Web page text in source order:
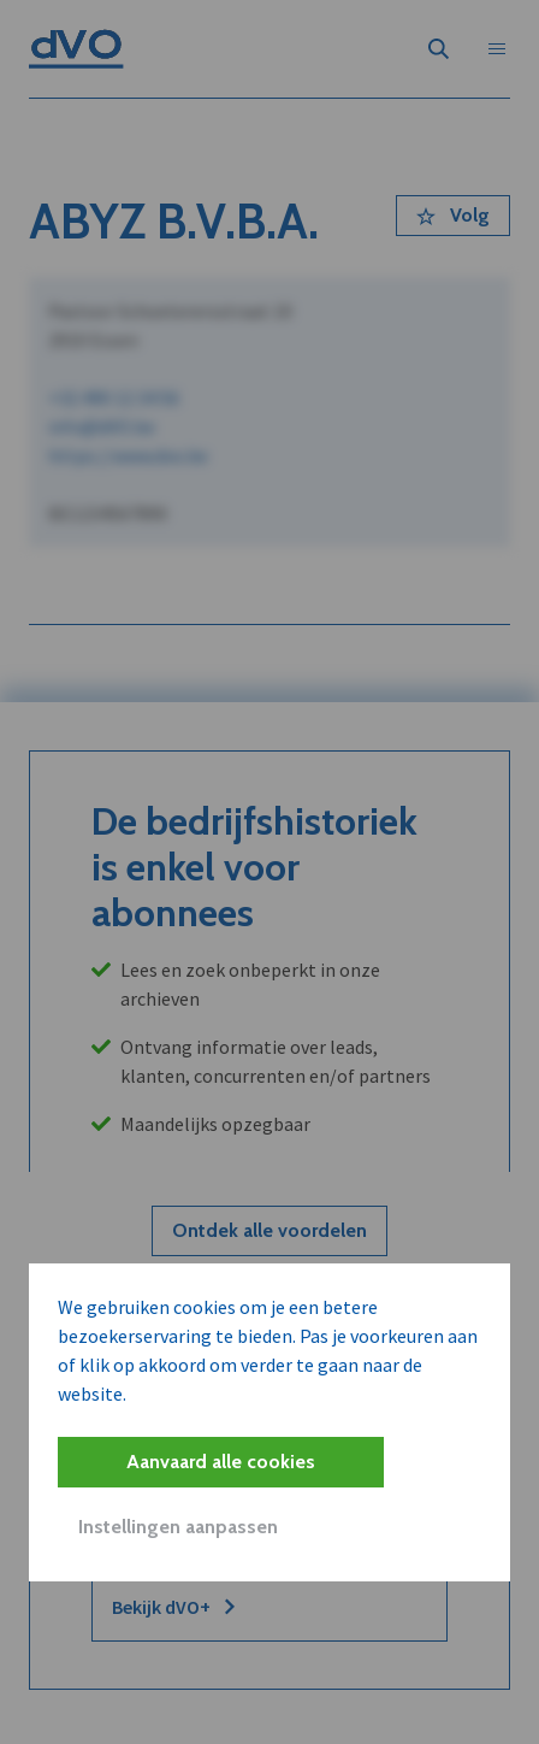
We gebruiken cookies om je een betere
bezoekerservaring te bieden. Pas je voorkeuren aan
of klik op akkoord om verder te gaan naar de
website.
Aanvaard alle cookies
Instellingen aanpassen
ABYZ B.V.B.A. Volg
De bedrijfshistoriek
is enkel voor
abonnees
Lees en zoek onbeperkt in onze
archieven
Ontvang informatie over leads,
klanten, concurrenten en/of partners
Maandelijks opzegbaar
Ontdek alle voordelen
Abboneer
leren kennen maar dat men u ook
dVO helpt u het maximale te halen uit
Bekijk dVO+